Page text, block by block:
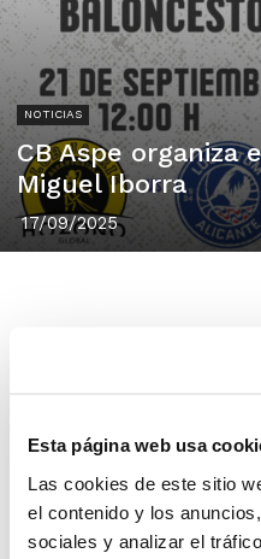
Esta página web usa
Las cookies de este sitio
el contenido y los
sociales y analizar el
NOTICIAS
CB Aspe organiza
Miguel Iborra
17/09/2025
El Club Baloncesto
Iborra de
este año reunirá a
División Femenina